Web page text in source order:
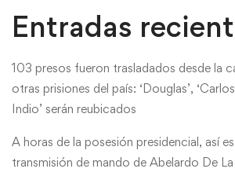
Entradas
103 presos fueron trasladados desde la
otras prisiones del país: ‘Douglas’, ‘Carlos
Indio’ serán reubicados
A horas de la posesión presidencial, así
transmisión de mando de Abelardo De La